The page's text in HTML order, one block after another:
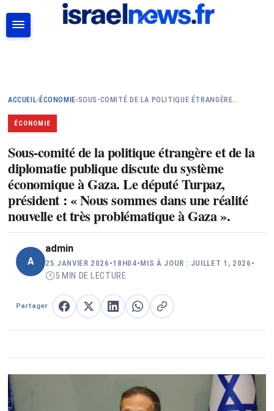
ACCUEIL› ÉCONOMIE›SOUS-COMITÉ DE LA POLITIQUE ÉTRANGÈRE…
ÉCONOMIE
Sous-comité de la politique étrangère et de la
diplomatie publique discute du système
économique à Gaza. Le député Turpaz,
président : « Nous sommes dans une réalité
nouvelle et très problématique à Gaza ».
A
admin
25 JANVIER 2026 •18H04•MIS À JOUR : JUILLET 1, 2026 •
5 MIN DE LECTURE
Partager Partager sur Facebook
Partager sur XPartager sur LinkedIn
Partager sur WhatsApp
Copier le lien